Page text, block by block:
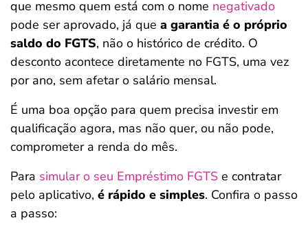
que mesmo quem está com o nome negativado
pode ser aprovado, já que a garantia é o próprio
saldo do FGTS, não o histórico de crédito. O
desconto acontece diretamente no FGTS, uma vez
por ano, sem afetar o salário mensal.
É uma boa opção para quem precisa investir em
qualificação agora, mas não quer, ou não pode,
comprometer a renda do mês.
Para simular o seu Empréstimo FGTS e contratar
pelo aplicativo, é rápido e simples. Confira o passo
a passo: